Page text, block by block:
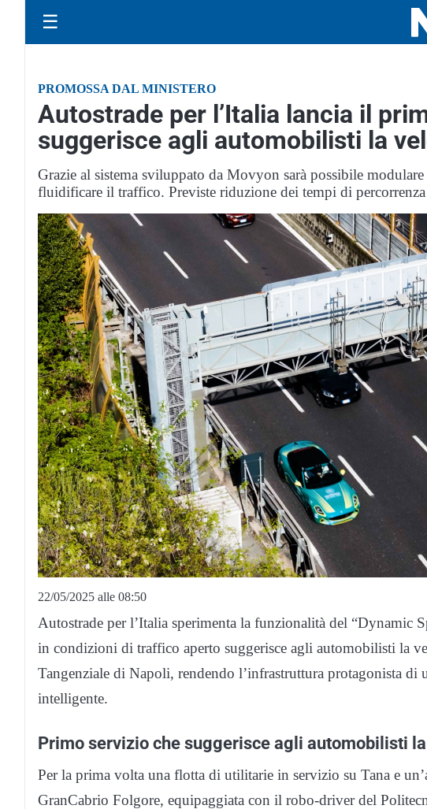
☰
PROMOSSA DAL MINISTERO
Autostrade per l’Italia lancia il
suggerisce agli automobilisti la
Grazie al sistema sviluppato da Movyon sarà possibile
fluidificare il traffico. Previste riduzione dei tempi di
22/05/2025 alle 08:50
Autostrade per l’Italia sperimenta la funzionalità del “Dynamic
in condizioni di traffico aperto suggerisce agli automobilisti la
Tangenziale di Napoli, rendendo l’infrastruttura protagonista
intelligente.
Primo servizio che suggerisce agli automobilisti
Per la prima volta una flotta di utilitarie in servizio su Tana e
GranCabrio Folgore, equipaggiata con il robo-driver del